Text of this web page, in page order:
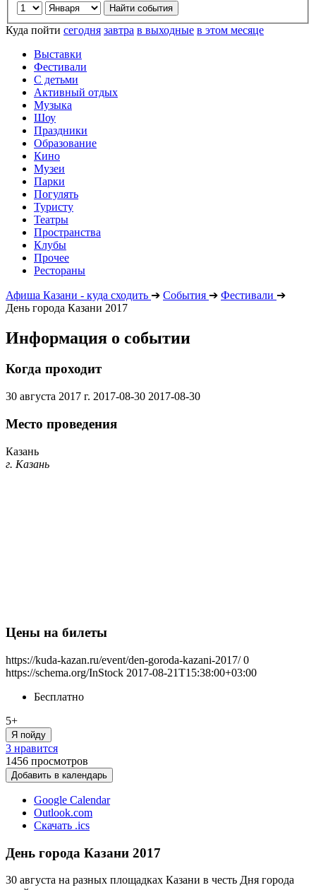
Куда пойти сегодня завтра в выходные в этом месяце
Выставки
Фестивали
С детьми
Активный отдых
Музыка
Шоу
Праздники
Образование
Кино
Музеи
Парки
Погулять
Туристу
Театры
Пространства
Клубы
Прочее
Рестораны
Афиша Казани - куда сходить ➔ События ➔ Фестивали ➔
День города Казани 2017
Информация о событии
Когда проходит
30 августа 2017 г. 2017-08-30 2017-08-30
Место проведения
Казань
г. Казань
Цены на билеты
https://kuda-kazan.ru/event/den-goroda-kazani-2017/ 0
https://schema.org/InStock 2017-08-21T15:38:00+03:00
Бесплатно
5+
Я пойду
3 нравится
1456 просмотров
Добавить в календарь
Google Calendar
Outlook.com
Скачать .ics
День города Казани 2017
30 августа на разных площадках Казани в честь Дня города